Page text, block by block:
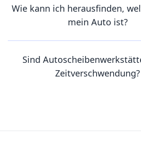
Wie kann ich herausfinden,
mein Auto ist?
Sind
Zeitverschwendung?